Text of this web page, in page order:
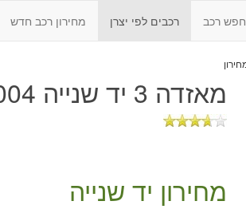
חפש רכב רכבים לפי יצרן מחירון רכב חדש
מאזדה 3 יד שנייה 2004 - 2009
מחירון יד שנייה